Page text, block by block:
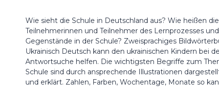
Wie sieht die Schule in Deutschland aus? Wie heißen die
Teilnehmerinnen und Teilnehmer des Lernprozesses und
Gegenstände in der Schule? Zweisprachiges
Ukrainisch Deutsch kann den ukrainischen Kindern bei
Antwortsuche helfen. Die wichtigsten Begriffe zum
Schule sind durch ansprechende Illustrationen
und erklärt. Zahlen, Farben, Wochentage, Monate so